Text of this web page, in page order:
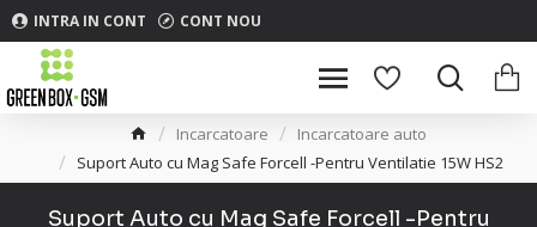
INTRA IN CONT CONT NOU
Incarcatoare
Incarcatoare auto
Suport Auto cu Mag Safe Forcell -Pentru Ventilatie 15W HS2
Suport Auto cu Mag Safe Forcell -Pentru